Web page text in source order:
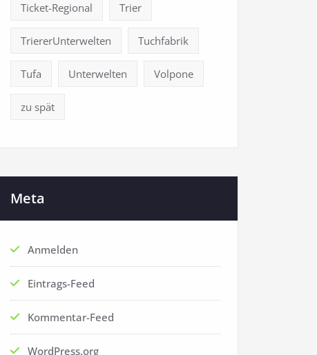
Ticket-Regional Trier
TriererUnterwelten Tuchfabrik
Tufa Unterwelten Volpone
zu spät
Meta
Anmelden
Eintrags-Feed
Kommentar-Feed
WordPress.org